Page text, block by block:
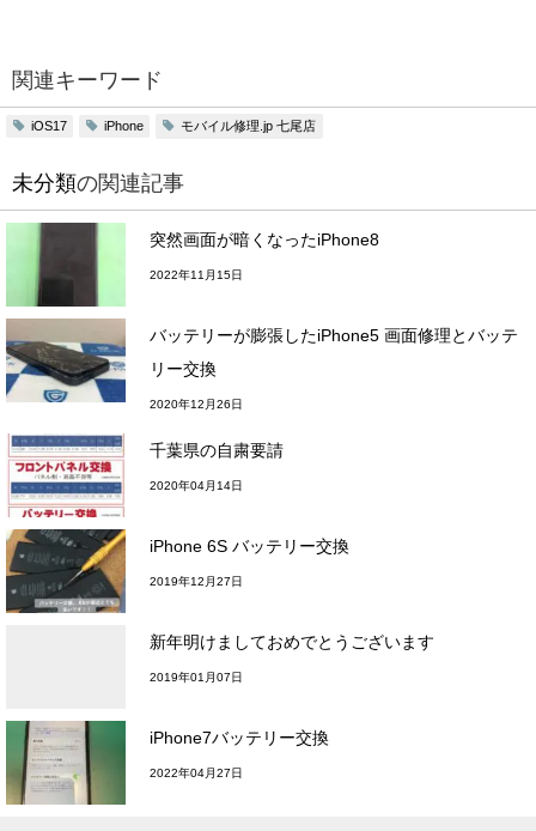
関連キーワード
iOS17 iPhone モバイル修理.jp 七尾店
未分類の関連記事
突然画面が暗くなったiPhone8
2022年11月15日
バッテリーが膨張したiPhone5 画面修理とバッテ
リー交換
2020年12月26日
千葉県の自粛要請
2020年04月14日
iPhone 6S バッテリー交換
2019年12月27日
新年明けましておめでとうございます
2019年01月07日
iPhone7バッテリー交換
2022年04月27日